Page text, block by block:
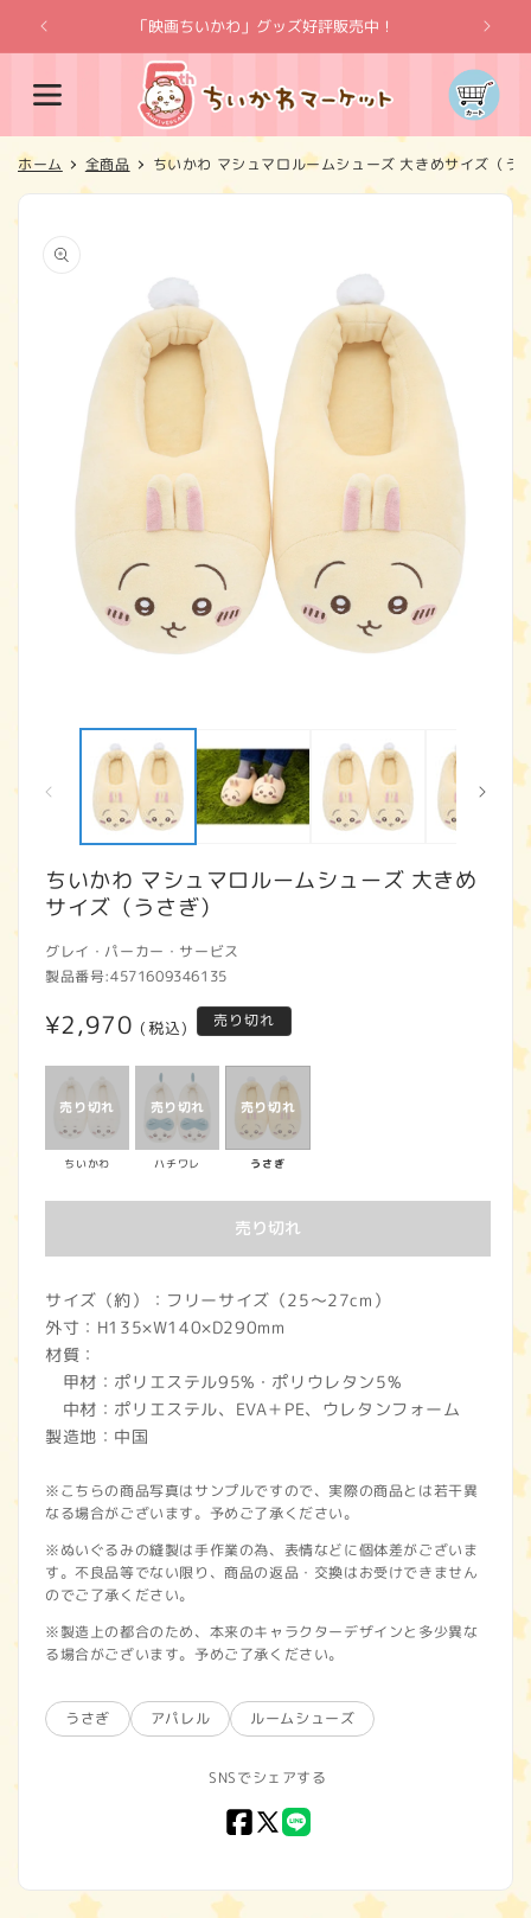
ンツに
進む
「映画ちいかわ」グッズ好評販売中！
カ
ー
ト
ホーム 全商品 ちいかわ マシュマロルームシューズ 大きめサイズ（う
報にス
キップ
ちいかわ マシュマロルームシューズ 大きめ
サイズ（うさぎ）
グレイ・パーカー・サービス
製品番号:4571609346135
通
常
価
格
¥2,970 (税込) 売り切れ
ちいかわ ハチワレ うさぎ
売り切れ
サイズ（約）：フリーサイズ（25～27cm）
外寸：H135×W140×D290mm
材質：
甲材：ポリエステル95%・ポリウレタン5%
中材：ポリエステル、EVA＋PE、ウレタンフォーム
製造地：中国
※こちらの商品写真はサンプルですので、実際の商品とは若干異
なる場合がございます。予めご了承ください。
※ぬいぐるみの縫製は手作業の為、表情などに個体差がございま
す。不良品等でない限り、商品の返品・交換はお受けできません
のでご了承ください。
※製造上の都合のため、本来のキャラクターデザインと多少異な
る場合がございます。予めご了承ください。
うさぎ アパレル ルームシューズ
SNSでシェアする
Facebook
X
LINE